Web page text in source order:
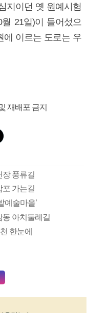
지이던 옛 원예시험
21일)이 들어섰으
에 이르는 도로는 우
재배포 금지
장 풍류길
포 가는길
예술마을’
동 아치둘레길
한눈에